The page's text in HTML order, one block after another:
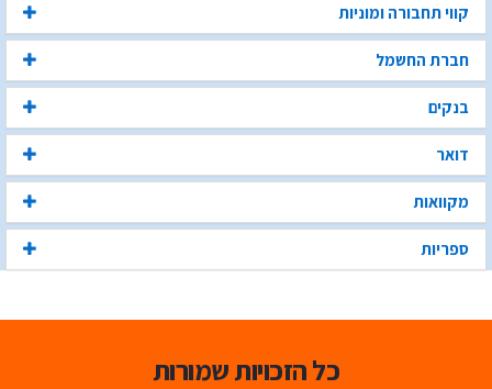
קווי תחבורה ומוניות
חברת החשמל
בנקים
דואר
מקוואות
ספריות
כל הזכויות שמורות